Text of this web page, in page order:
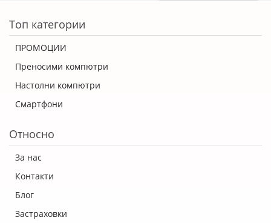
Топ категории
ПРОМОЦИИ
Преносими компютри
Настолни компютри
Смартфони
Относно
За нас
Контакти
Блог
Застраховки